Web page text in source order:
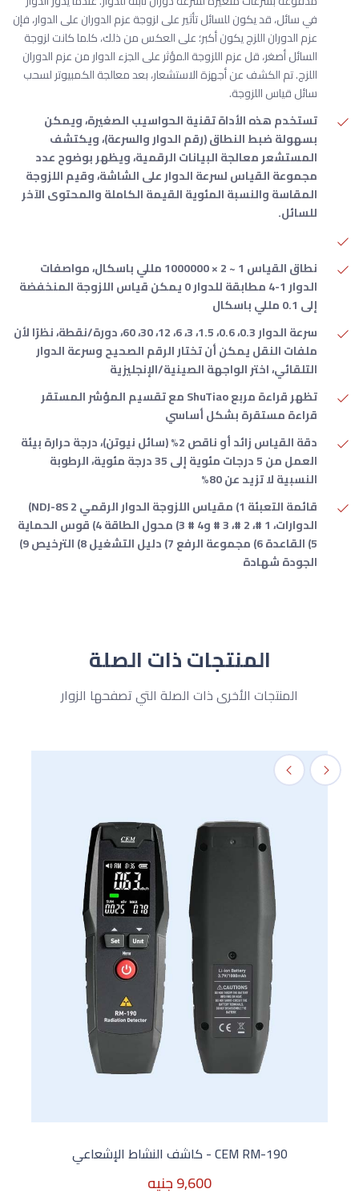
في سائل، قد يكون للسائل تأثير على لزوجة عزم الدوران على الدوار، فإن
عزم الدوران اللزج يكون أكبر؛ على العكس من ذلك، كلما كانت لزوجة
السائل أصغر، قل عزم اللزوجة المؤثر على الجزء الدوار من عزم الدوران
اللزج. تم الكشف عن أجهزة الاستشعار، بعد معالجة الكمبيوتر لسحب
سائل قياس اللزوجة.
تستخدم هذه الأداة تقنية الحواسيب الصغيرة، ويمكن
بسهولة ضبط النطاق (رقم الدوار والسرعة)، ويكتشف
المستشعر معالجة البيانات الرقمية، ويظهر بوضوح عدد
مجموعة القياس لسرعة الدوار على الشاشة، وقيم اللزوجة
المقاسة والنسبة المئوية القيمة الكاملة والمحتوى الآخر
للسائل.
نطاق القياس 1 ~ 2 × 1000000 مللي باسكال، مواصفات
الدوار 1-4 مطابقة للدوار 0 يمكن قياس اللزوجة المنخفضة
إلى 0.1 مللي باسكال
سرعة الدوار 0.3، 0.6، 1.5، 3، 6، 12، 30، 60، دورة/نقطة، نظرًا لأن
ملفات النقل يمكن أن تختار الرقم الصحيح وسرعة الدوار
التلقائي، اختر الواجهة الصينية/الإنجليزية
تظهر قراءة مربع ShuTiao مع تقسيم المؤشر المستقر
قراءة مستقرة بشكل أساسي
دقة القياس زائد أو ناقص 2% (سائل نيوتن)، درجة حرارة بيئة
العمل من 5 درجات مئوية إلى 35 درجة مئوية، الرطوبة
النسبية لا تزيد عن 80%
قائمة التعبئة 1) مقياس اللزوجة الدوار الرقمي NDJ-8S 2)
الدوارات، 1 #، 2 #، 3 # و4 # 3) محول الطاقة 4) قوس الحماية
5) القاعدة 6) مجموعة الرفع 7) دليل التشغيل 8) الترخيص 9)
الجودة شهادة
المنتجات ذات الصلة
المنتجات الأخرى ذات الصلة التي تصفحها الزوار
CEM RM-190 - كاشف النشاط الإشعاعي
9,600 جنيه